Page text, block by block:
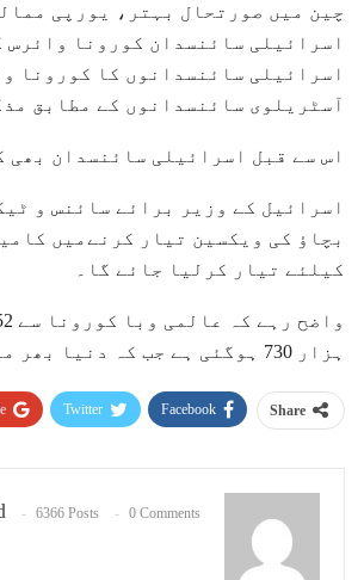
چین میں صورتحال بہتر، یورپی
اسرائیلی سائنسدان کورونا
اسرائیلی سائنسدانوں کا کورونا
آسٹریلوی سائنسدانوں کے مطابق
اس سے قبل اسرائیلی سائنسدان
اسرائیل کے وزیر برائے سائنس و
کیلئے تیار کرلیا جائے گا۔
ہزار 730 ہوگئی ہے جب کہ دنیا بھر میں اموات کی تعداد 5 ہزار 839 تک پہنچ گئی ہے۔
Share
Facebook
Twitter
6366 Posts 0 Comments